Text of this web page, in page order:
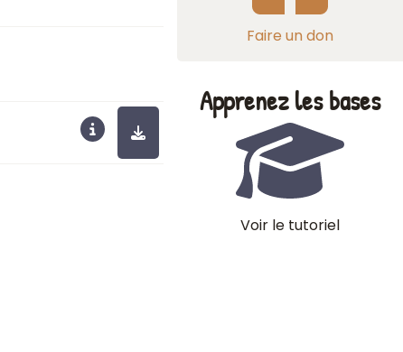
Faire un don
Apprenez les bases
Voir le tutoriel